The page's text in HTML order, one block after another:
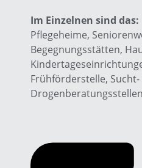
Im Einzelnen sind das:
Pflegeheime,
Begegnungsstätten,
Frühförderstelle,